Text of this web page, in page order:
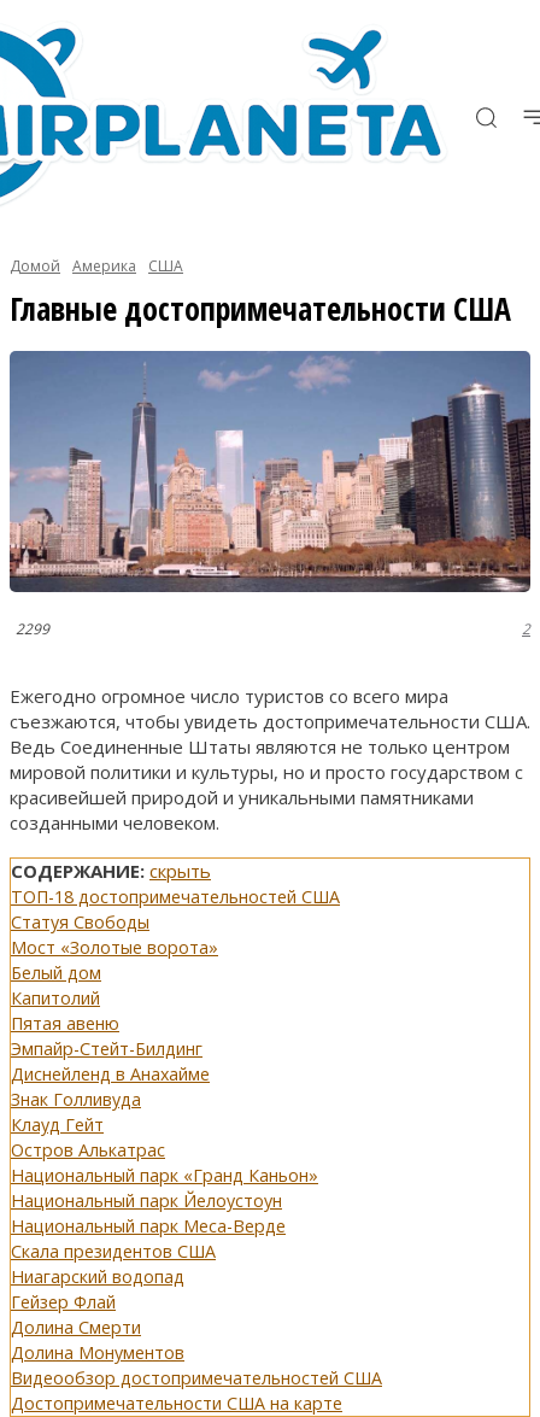
Домой Америка США
Главные достопримечательности США
2299 2
Ежегодно огромное число туристов со всего мира
съезжаются, чтобы увидеть достопримечательности США.
Ведь Соединенные Штаты являются не только центром
мировой политики и культуры, но и просто государством с
красивейшей природой и уникальными памятниками
созданными человеком.
СОДЕРЖАНИЕ: скрыть
ТОП-18 достопримечательностей США
Статуя Свободы
Мост «Золотые ворота»
Белый дом
Капитолий
Пятая авеню
Эмпайр-Стейт-Билдинг
Диснейленд в Анахайме
Знак Голливуда
Клауд Гейт
Остров Алькатрас
Национальный парк «Гранд Каньон»
Национальный парк Йелоустоун
Национальный парк Меса-Верде
Скала президентов США
Ниагарский водопад
Гейзер Флай
Долина Смерти
Долина Монументов
Видеообзор достопримечательностей США
Достопримечательности США на карте